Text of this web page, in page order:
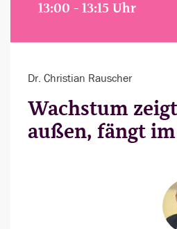
13:00 - 13:15 Uhr
Dr. Christian Rauscher
Wachstum
außen, fängt